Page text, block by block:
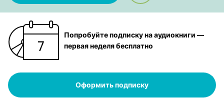
Попробуйте подписку на аудиокниги —
первая неделя бесплатно
Оформить подписку